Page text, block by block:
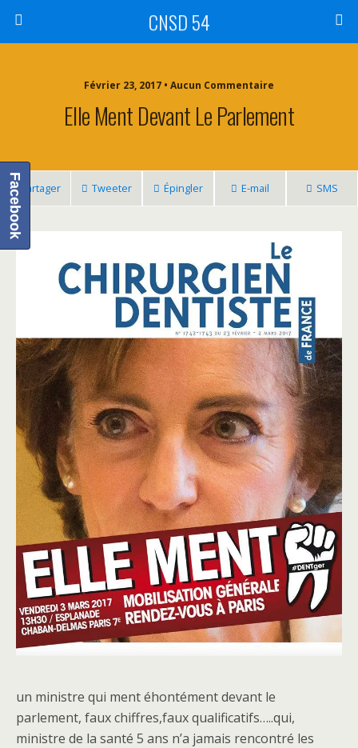
CNSD 54
Février 23, 2017 • Aucun Commentaire
Elle Ment Devant Le Parlement
Partager Tweeter Épingler E-mail SMS
un ministre qui ment éhontément devant le
parlement, faux chiffres,faux qualificatifs…..qui,
ministre de la santé 5 ans n’a jamais rencontré les
Facebook